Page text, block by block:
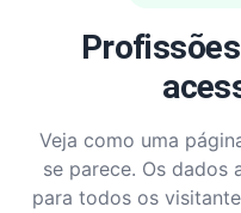
Veja como uma
se parece. Os dados
para todos os